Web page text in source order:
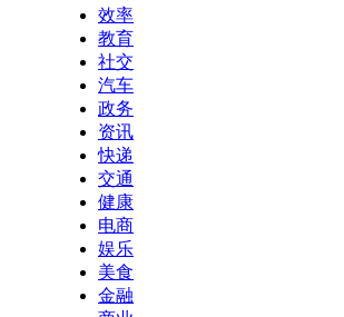
效率
教育
社交
汽车
政务
资讯
快递
交通
健康
电商
娱乐
美食
金融